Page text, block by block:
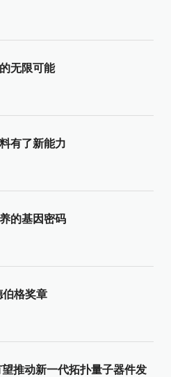
无限可能
有了新能力
的基因密码
伯格奖章
推动新一代拓扑量子器件发